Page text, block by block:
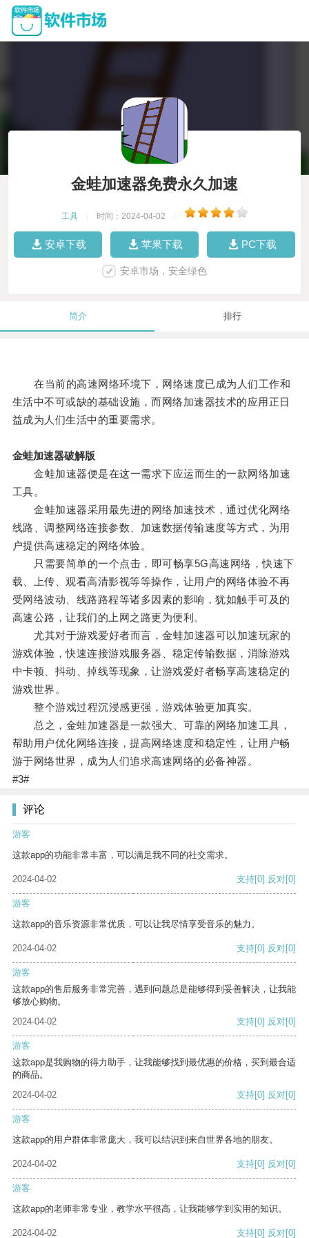
金蛙加速器免费永久加速
工具 时间：2024-04-02
安卓下载 苹果下载 PC下载
安卓市场，安全绿色
简介 排行
在当前的高速网络环境下，网络速度已成为人们工作和
生活中不可或缺的基础设施，而网络加速器技术的应用正日
益成为人们生活中的重要需求。
金蛙加速器破解版
金蛙加速器便是在这一需求下应运而生的一款网络加速
工具。
金蛙加速器采用最先进的网络加速技术，通过优化网络
线路、调整网络连接参数、加速数据传输速度等方式，为用
户提供高速稳定的网络体验。
只需要简单的一个点击，即可畅享5G高速网络，快速下
载、上传、观看高清影视等等操作，让用户的网络体验不再
受网络波动、线路路程等诸多因素的影响，犹如触手可及的
高速公路，让我们的上网之路更为便利。
尤其对于游戏爱好者而言，金蛙加速器可以加速玩家的
游戏体验，快速连接游戏服务器、稳定传输数据，消除游戏
中卡顿、抖动、掉线等现象，让游戏爱好者畅享高速稳定的
游戏世界。
整个游戏过程沉浸感更强，游戏体验更加真实。
总之，金蛙加速器是一款强大、可靠的网络加速工具，
帮助用户优化网络连接，提高网络速度和稳定性，让用户畅
游于网络世界，成为人们追求高速网络的必备神器。
#3#
评论
游客
这款app的功能非常丰富，可以满足我不同的社交需求。
2024-04-02 支持[0] 反对[0]
游客
这款app的音乐资源非常优质，可以让我尽情享受音乐的魅力。
2024-04-02 支持[0] 反对[0]
游客
这款app的售后服务非常完善，遇到问题总是能够得到妥善解决，让我能
够放心购物。
2024-04-02
支持[0] 反对[0]
游客
这款app是我购物的得力助手，让我能够找到最优惠的价格，买到最合适
的商品。
2024-04-02
支持[0] 反对[0]
游客
这款app的用户群体非常庞大，我可以结识到来自世界各地的朋友。
2024-04-02 支持[0] 反对[0]
游客
这款app的老师非常专业，教学水平很高，让我能够学到实用的知识。
2024-04-02 支持[0] 反对[0]